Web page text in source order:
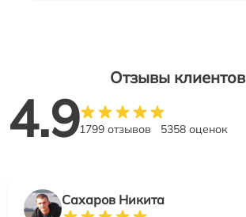
Отзывы клиентов
4.91799 отзывов 5358 оценок
Сахаров Никита